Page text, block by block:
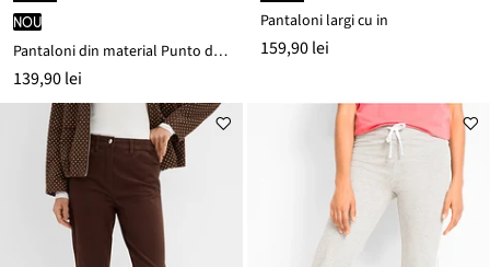
nou
Pantaloni din material Punto di Roma cu dungă
139,90 lei
Pantaloni largi cu in
159,90 lei